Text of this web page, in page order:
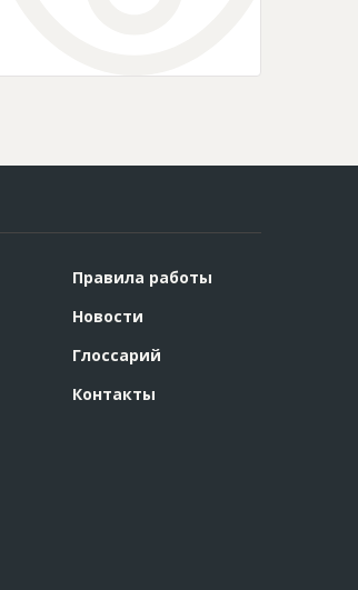
Правила работы
Новости
Глоссарий
Контакты